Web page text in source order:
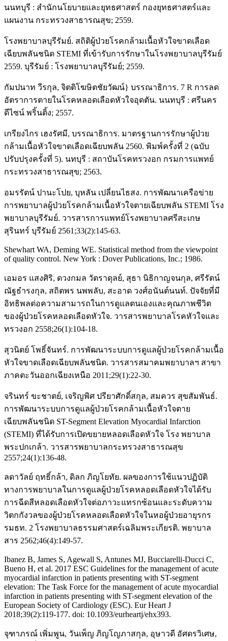
นนทบุรี : สำนักนโยบายและยุทธศาสตร์ กองยุทธศาสตร์และ
แผนงาน กระทรวงสาธารณสุข; 2559.
โรงพยาบาลบุรีรัมย์. สถิติผู้ป่วยโรคกล้ามเนื้อหัวใจขาดเลือด
เฉียบพลันชนิด STEMI ที่เข้ารับการรักษาในโรงพยาบาลบุรีรัมย์
2559. บุรีรัมย์ : โรงพยาบาลบุรีรัมย์; 2559.
กัมปนาท วีรกุล, จิตติโฆษิตชัยวัฒน์} บรรณาธิการ. 7 R การลด
อัตราการตายในโรคหลอดเลือดหัวใจอุดตัน. นนทบุรี : ศรีนคร
ดีไซน์ พริ้นติ้ง; 2557.
เกรียงไกร เฮงรัศมี, บรรณาธิการ. มาตรฐานการรักษาผู้ป่วย
กล้ามเนื้อหัวใจขาดเลือดเฉียบพลัน 2560. พิมพ์ครั้งที่ 2 (ฉบับ
ปรับปรุงครั้งที่ 5). นทบุรี : สถาบันโรคทรวงอก กรมการแพทย์
กระทรวงสาธารณสุข; 2563.
อมรรัตน์ ปานะโปย, บุหลัน เปลี่ยนไธสง. การพัฒนาเครือข่าย
การพยาบาลผู้ป่วยโรคกล้ามเนื้อหัวใจตายเฉียบพลัน STEMI โรง
พยาบาลบุรีรัมย์. วารสารการแพทย์โรงพยาบาลศรีสะเกษ
สุรินทร์ บุรีรัมย์ 2561;33(2):145-63.
Shewhart WA, Deming WE. Statistical method from the viewpoint
of quality control. New York : Dover Publications, Inc.; 1986.
เอมอร แสงศิริ, ดวงกมล วัตราดุลย์, สุธา นิธิกาญจนกุล, ศรีรัตน์
ณัฐธำรงกุล, สถิตพร นพพลับ, สะอาด วงศ์อนันต์นนท์. ปัจจัยที่มี
อิทธิพลต่อความสามารถในการดูแลตนเองและคุณภาพชีวิต
ของผู้ป่วยโรคหลอดเลือดหัวใจ. วารสารพยาบาลโรคหัวใจและ
ทรวงอก 2558;26(1):104-18.
สุวนิตย์ โพธิ์จันทร์. การพัฒนาระบบการดูแลผู้ป่วยโรคกล้ามเนื้อ
หัวใจขาดเลือดเฉียบพลันชนิด. วารสารสมาคมพยาบาลฯ สาขา
ภาคตะวันออกเฉียงเหนือ 2011;29(1):22-30.
จรินทร์ ขะชาตย์, เจริญพิศ ปรียาศักดิ์สกุล, สมควร สุขสัมพันธ์.
การพัฒนาระบบการดูแลผู้ป่วยโรคกล้ามเนื้อหัวใจตาย
เฉียบพลันชนิด ST-Segment Elevation Myocardial Infarction
(STEMI) ที่ได้รับการเปิดขยายหลอดเลือดหัวใจ โรง พยาบาล
พระปกเกล้า. วารสารพยาบาลกระทรวงสาธารณสุข
2557;24(1):136-48.
ลดาวัลย์ ฤทธิ์กล้า, ดิลก ภิญโยทัย. ผลของการใช้แนวปฏิบัติ
ทางการพยาบาลในการดูแลผู้ป่วยโรคหลอดเลือดหัวใจได้รับ
การฉีดสีหลอดเลือดหัวใจต่อภาวะแทรกซ้อนและระดับความ
วิตกกังวลของผู้ป่วยโรคหลอดเลือดหัวใจในหอผู้ป่วยอายุรกร
รมธท. 2 โรงพยาบาลธรรมศาสตร์เฉลิมพระเกียรติ. พยาบาล
สาร 2562;46(4):149-57.
Ibanez B, James S, Agewall S, Antunes MJ, Bucciarelli-Ducci C,
Bueno H, et al. 2017 ESC Guidelines for the management of acute
myocardial infarction in patients presenting with ST-segment
elevation: The Task Force for the management of acute myocardial
infarction in patients presenting with ST-segment elevation of the
European Society of Cardiology (ESC). Eur Heart J
2018;39(2):119-177. doi: 10.1093/eurheartj/ehx393.
จุฑาภรณ์ เพิ่มพูน, วันเพ็ญ ภิญโญภาสกุล, อุษาวดี อัศดรวิเศษ,